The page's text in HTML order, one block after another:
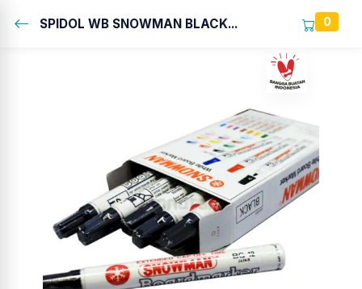
SPIDOL WB SNOWMAN BLACK... 0